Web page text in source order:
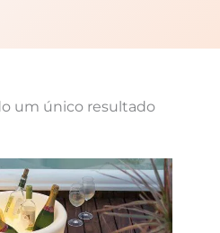
um único resultado